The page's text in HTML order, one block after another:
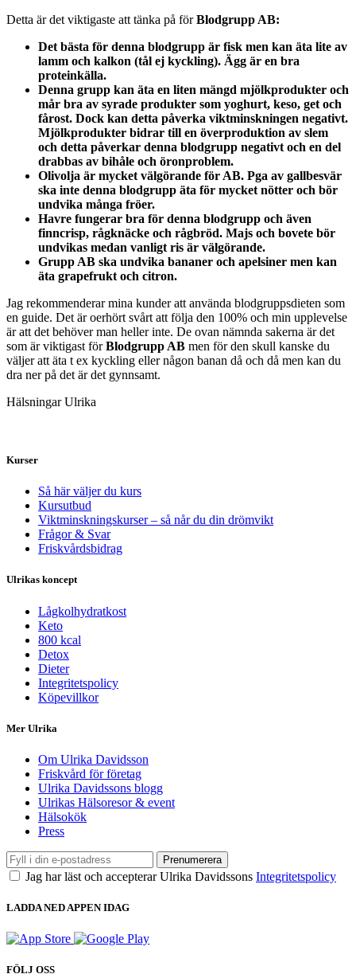
Detta är det viktigaste att tänka på förBlodgrupp AB:
Det bästa för denna blodgrupp är fisk men kan äta lite av
lamm och kalkon (tål ej kyckling). Ägg är en bra
proteinkälla.
Denna grupp kan äta en liten mängd mjölkprodukter och
mår bra av syrade produkter som yoghurt, keso, get och
fårost. Dock kan detta påverka viktminskningen negativt.
Mjölkprodukter bidrar till en överproduktion av slem
och detta påverkar denna blodgrupp negativt och en del
drabbas av bihåle och öronproblem.
Olivolja är mycket välgörande för AB. Pga av gallbesvär
ska inte denna blodgrupp äta för mycket nötter och bör
undvika många fröer.
Havre fungerar bra för denna blodgrupp och även
finncrisp, rågknäcke och rågbröd. Majs och bovete bör
undvikas medan vanligt ris är välgörande.
Grupp AB ska undvika bananer och apelsiner men kan
äta grapefrukt och citron.
Jag rekommenderar mina kunder att använda blodgruppsdieten som
en guide. Det är oerhört svårt att följa den 100% och min upplevelse
är att det behöver man heller inte. De ovan nämnda sakerna är det
som är viktigast förBlodgrupp AB men för den skull kanske du
väljer att äta t ex kyckling eller någon banan då och då men kan du
dra ner på det är det gynnsamt.
Hälsningar Ulrika
Kurser
Så här väljer du kurs
Kursutbud
Viktminskningskurser – så når du din drömvikt
Frågor & Svar
Friskvårdsbidrag
Ulrikas koncept
Lågkolhydratkost
Keto
800 kcal
Detox
Dieter
Integritetspolicy
Köpevillkor
Mer Ulrika
Om Ulrika Davidsson
Friskvård för företag
Ulrika Davidssons blogg
Ulrikas Hälsoresor & event
Hälsokök
Press
Prenumerera
Jag har läst och accepterar Ulrika Davidssons Integritetspolicy
LADDA NED APPEN IDAG
FÖLJ OSS